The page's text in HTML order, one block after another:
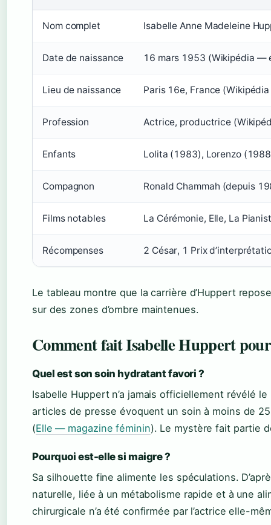
Nom complet Isabelle Anne Madeleine
Date de naissance 16 mars 1953 (Wikipédia —
Lieu de naissance Paris 16e, France
Profession Actrice, productrice
Enfants Lolita (1983), Lorenzo
Compagnon Ronald Chammah (depuis
Films notables La Cérémonie, Elle, La
Récompenses 2 César, 1 Prix
Le tableau montre que la carrière d’Huppert
sur des zones d’ombre maintenues.
Comment fait Isabelle Huppert
Quel est son soin hydratant favori ?
Isabelle Huppert n’a jamais officiellement révélé
articles de presse évoquent un soin à moins de
(Elle — magazine féminin). Le mystère fait partie
Pourquoi est-elle si maigre ?
Sa silhouette fine alimente les spéculations.
naturelle, liée à un métabolisme rapide et à une
chirurgicale n’a été confirmée par l’actrice elle-